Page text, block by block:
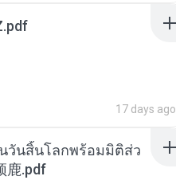
17 days ago
วันสิ้นโลกพร้อมมิติส่ว
鹿.pdf